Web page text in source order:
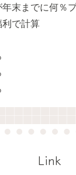
末までに何％
利で計算
Link